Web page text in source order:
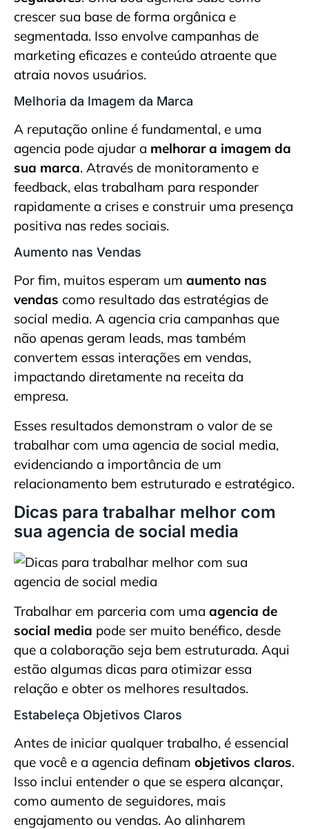
crescer sua base de forma orgânica e
segmentada. Isso envolve campanhas de
marketing eficazes e conteúdo atraente que
atraia novos usuários.
Melhoria da Imagem da Marca
A reputação online é fundamental, e uma
agencia pode ajudar a melhorar a imagem da
sua marca. Através de monitoramento e
feedback, elas trabalham para responder
rapidamente a crises e construir uma presença
positiva nas redes sociais.
Aumento nas Vendas
Por fim, muitos esperam um aumento nas
vendas como resultado das estratégias de
social media. A agencia cria campanhas que
não apenas geram leads, mas também
convertem essas interações em vendas,
impactando diretamente na receita da
empresa.
Esses resultados demonstram o valor de se
trabalhar com uma agencia de social media,
evidenciando a importância de um
relacionamento bem estruturado e estratégico.
Dicas para trabalhar melhor com
sua agencia de social media
Trabalhar em parceria com uma agencia de
social media pode ser muito benéfico, desde
que a colaboração seja bem estruturada. Aqui
estão algumas dicas para otimizar essa
relação e obter os melhores resultados.
Estabeleça Objetivos Claros
Antes de iniciar qualquer trabalho, é essencial
que você e a agencia definam objetivos claros.
Isso inclui entender o que se espera alcançar,
como aumento de seguidores, mais
engajamento ou vendas. Ao alinharem